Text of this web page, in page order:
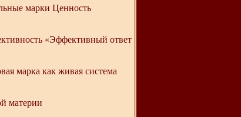
марки Ценность
«Эффективный ответ
марка как живая система
материи